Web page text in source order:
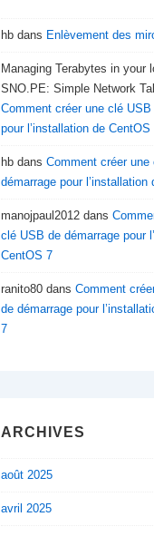
hb dans Enlèvement des
Managing Terabytes in your
SNO.PE: Simple Network
Comment créer une clé USB
pour l’installation de CentOS
hb dans Comment créer une
démarrage pour l’installation
manojpaul2012 dans
clé USB de démarrage pour
CentOS 7
ranito80 dans Comment
de démarrage pour
7
ARCHIVES
août 2025
avril 2025